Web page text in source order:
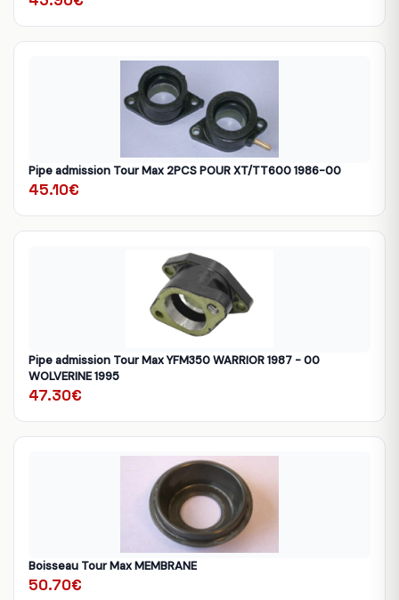
Pipe admission Tour Max 2PCS POUR XT/TT600 1986-00
45.10€
Pipe admission Tour Max YFM350 WARRIOR 1987 - 00
WOLVERINE 1995
47.30€
Boisseau Tour Max MEMBRANE
50.70€